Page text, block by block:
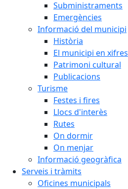
Subministraments
Emergències
Informació del municipi
Història
El municipi en xifres
Patrimoni cultural
Publicacions
Turisme
Festes i fires
Llocs d'interès
Rutes
On dormir
On menjar
Informació geogràfica
Serveis i tràmits
Oficines municipals